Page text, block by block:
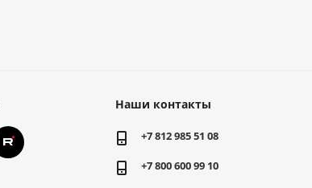
Наши контакты
+7 812 985 51 08
+7 800 600 99 10